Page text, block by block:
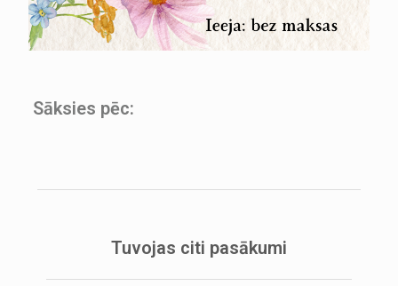
Sāksies pēc:
Tuvojas citi pasākumi